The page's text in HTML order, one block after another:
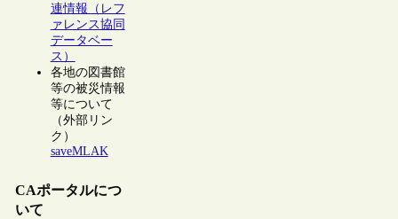
連情報（レフ
ァレンス協同
データベー
ス）
各地の図書館
等の被災情報
等について
（外部リン
ク）
saveMLAK
CAポータルにつ
いて